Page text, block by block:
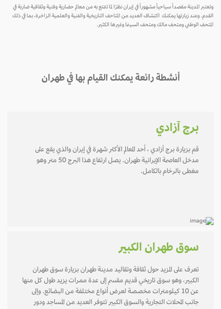
وتعتبر المدينة مقصداً سياحياً مشهوراً في إيران نظرًا لما تتمتع به من معالم حضارية وفنية وثقافية ضاربة في
القدم. وعند زيارتها يمكنك اكتشاف العديد من المتاحف التاريخية والفنية والعلمية الزاخرة، بما في ذلك
المتحف الوطني ومتحف مالك ومتحف السينما وغيرها الكثير.
أنشطة رائعة يمكنك القيام بها في طهران
برج آزادي
قم بزيارة برج آزادي ، أحد المعالم الأكثر شهرة في إيران والذي يقع على
مدخل العاصمة الإيرانية طهران. يصل ارتفاع هذا البرج 50 متر وهو
مغطى بالرخام بالكامل.
سوق طهران الكبير
تعرف على المزيد حول ثقافة وتقاليد مدينة طهران بزيارة سوق طهران
الكبير، وهو سوق تاريخي قديم مقسم إلى عدة ممرات يزيد طول كل منها
عن 10 كيلومترات مخصصة لعرض أنواع مختلفة من البضائع. وإلى
جانب المحلات التجارية والسوق الكبير تتوفر العديد من المساجد ودور